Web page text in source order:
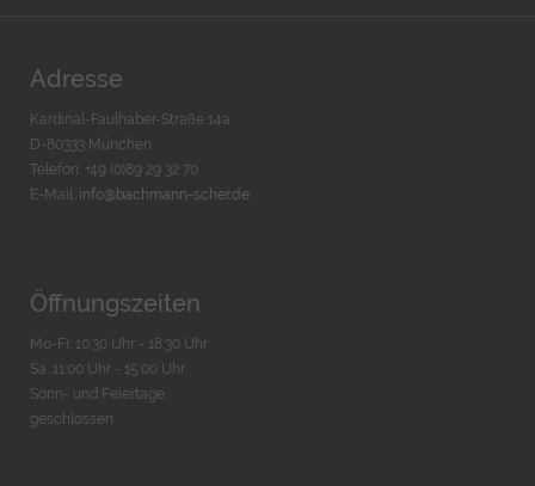
Adresse
Kardinal-Faulhaber-Straße 14a
D-80333 München
Telefon: +49 (0)89 29 32 70
E-Mail: info@bachmann-scher.de
Öffnungszeiten
Mo-Fr. 10:30 Uhr - 18:30 Uhr
Sa. 11:00 Uhr - 15.00 Uhr
Sonn- und Feiertage
geschlossen